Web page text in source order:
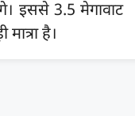
इससे 3.5 मेगावाट
है।